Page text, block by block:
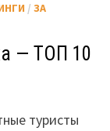
/ ЗА
— ТОП 10
туристы